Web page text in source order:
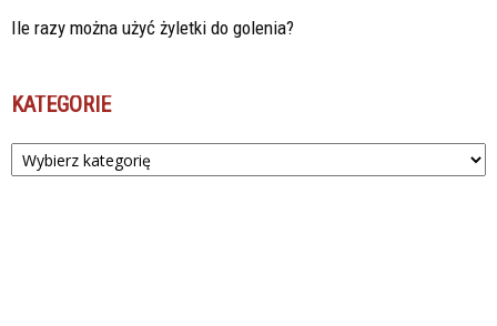
Ile razy można użyć żyletki do golenia?
KATEGORIE
Kategorie